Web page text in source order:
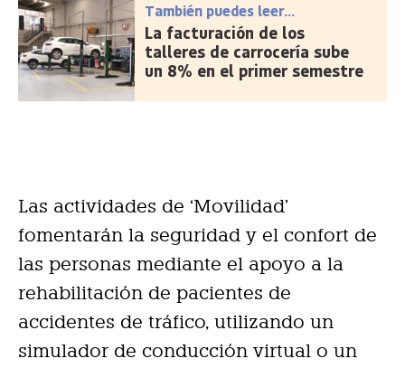
También puedes leer...
La facturación de los
talleres de carrocería sube
un 8% en el primer semestre
Las actividades de ‘Movilidad’
fomentarán la seguridad y el confort de
las personas mediante el apoyo a la
rehabilitación de pacientes de
accidentes de tráfico, utilizando un
simulador de conducción virtual o un